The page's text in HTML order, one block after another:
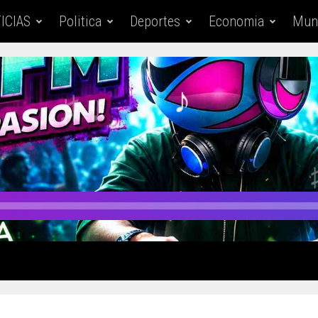
Politica Deportes Economia